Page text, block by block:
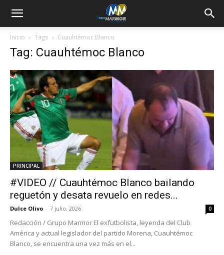
Inicio Tags Cuauhtémoc Blanco
Tag: Cuauhtémoc Blanco
PRINCIPAL
#VIDEO // Cuauhtémoc Blanco bailando
reguetón y desata revuelo en redes...
Dulce Olivo - 7 julio, 2026 0
Redacción / Grupo Marmor El exfutbolista, leyenda del Club
América y actual legislador del partido Morena, Cuauhtémoc
Blanco, se encuentra una vez más en el...